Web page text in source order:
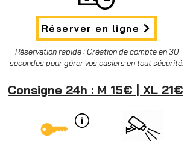
Réserver en ligne
Réservation rapide : Création de compte en 30
secondes pour gérer vos casiers en tout sécurité.
Consigne 24h : M 15€ | XL 21€